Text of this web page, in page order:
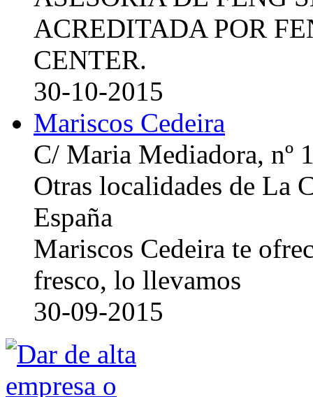
ACREDITADA POR
CENTER.
30-10-2015
Mariscos Cedeira
C/ Maria Mediadora, nº
Otras localidades de La
España
Mariscos Cedeira te
fresco, lo llevamos
30-09-2015